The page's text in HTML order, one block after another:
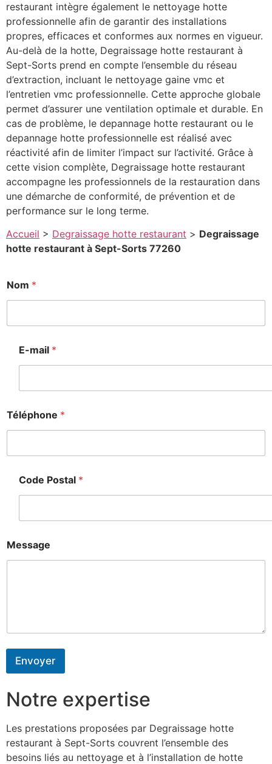
restaurant intègre également le nettoyage hotte
professionnelle afin de garantir des installations
propres, efficaces et conformes aux normes en vigueur.
Au-delà de la hotte, Degraissage hotte restaurant à
Sept-Sorts prend en compte l’ensemble du réseau
d’extraction, incluant le nettoyage gaine vmc et
l’entretien vmc professionnelle. Cette approche globale
permet d’assurer une ventilation optimale et durable. En
cas de problème, le depannage hotte restaurant ou le
depannage hotte professionnelle est réalisé avec
réactivité afin de limiter l’impact sur l’activité. Grâce à
cette vision complète, Degraissage hotte restaurant
accompagne les professionnels de la restauration dans
une démarche de conformité, de prévention et de
performance sur le long terme.
Accueil > Degraissage hotte restaurant > Degraissage
hotte restaurant à Sept-Sorts 77260
o
s
a
Nom *
E-mail *
Téléphone *
Code Postal *
Message
Envoyer
Notre expertise
Les prestations proposées par Degraissage hotte
restaurant à Sept-Sorts couvrent l’ensemble des
besoins liés au nettoyage et à l’installation de hotte